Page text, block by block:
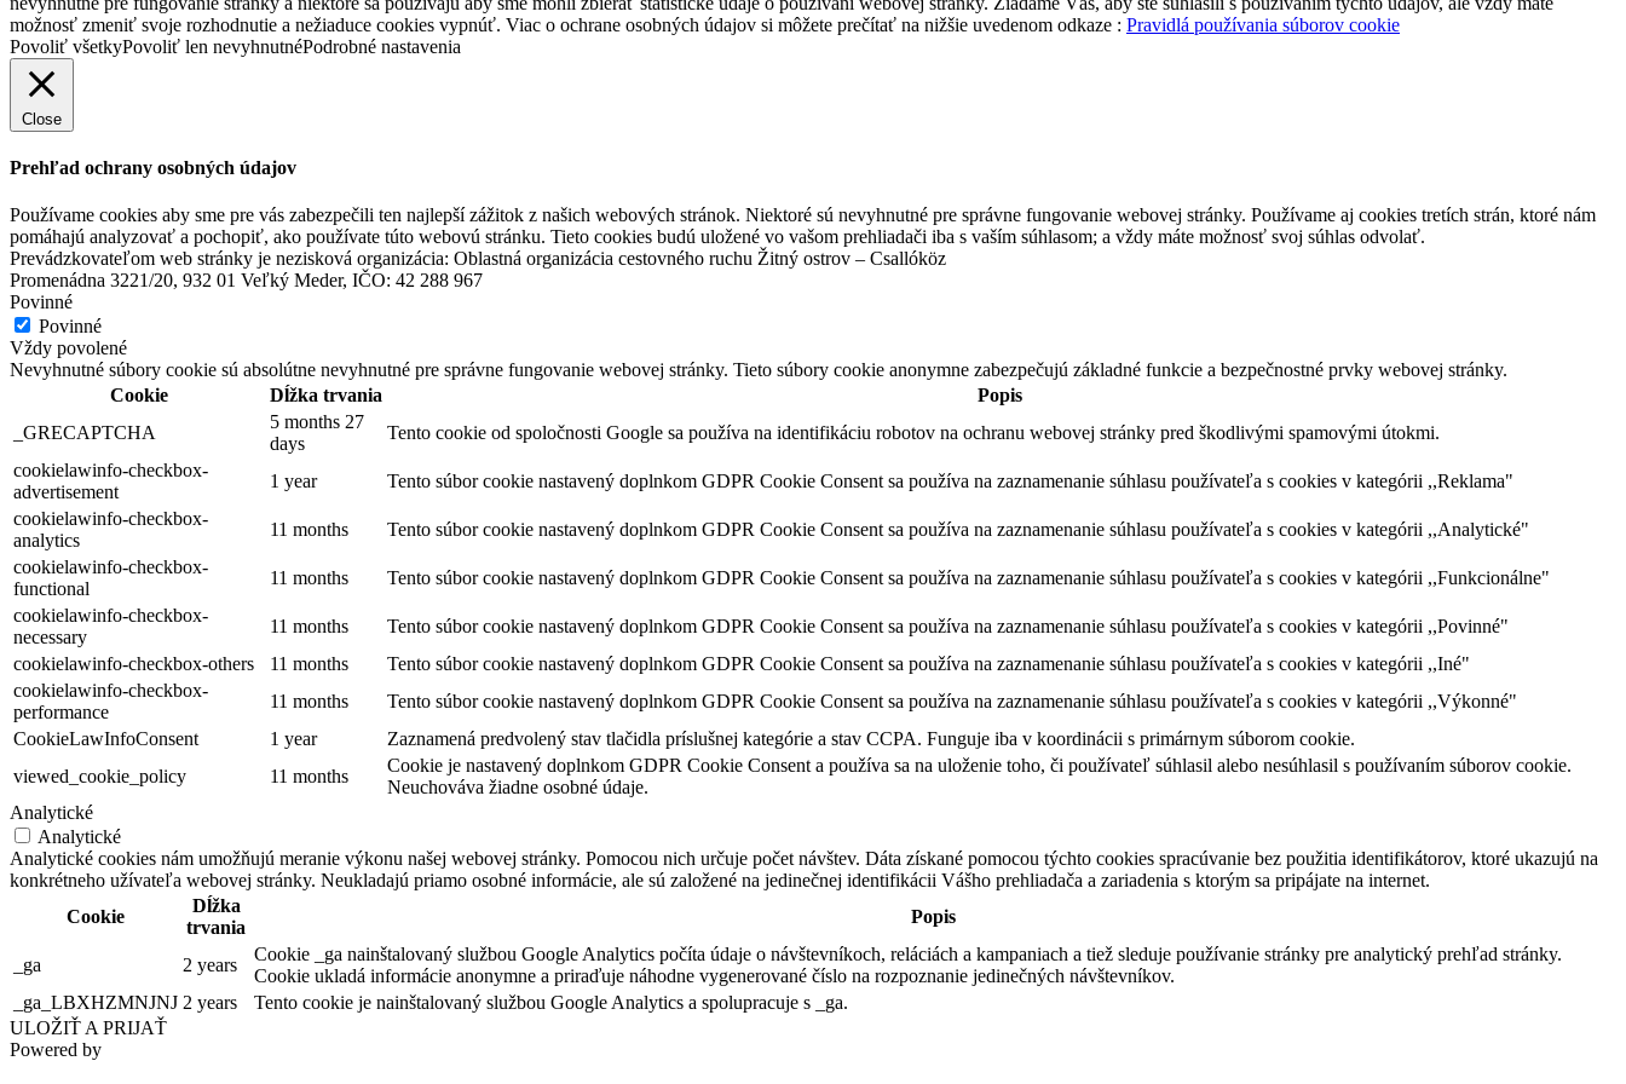
možnosť zmeniť svoje rozhodnutie a nežiaduce cookies vypnúť. Viac o ochrane osobných údajov si môžete prečítať na nižšie uvedenom odkaze : Pravidlá používania súborov cookie
Povoliť všetkyPovoliť len nevyhnutnéPodrobné nastavenia
Close
Prehľad ochrany osobných údajov
Používame cookies aby sme pre vás zabezpečili ten najlepší zážitok z našich webových stránok. Niektoré sú nevyhnutné pre správne fungovanie webovej stránky. Používame aj cookies tretích strán, ktoré nám
pomáhajú analyzovať a pochopiť, ako používate túto webovú stránku. Tieto cookies budú uložené vo vašom prehliadači iba s vaším súhlasom; a vždy máte možnosť svoj súhlas odvolať.
Prevádzkovateľom web stránky je nezisková organizácia: Oblastná organizácia cestovného ruchu Žitný ostrov – Csallóköz
Promenádna 3221/20, 932 01 Veľký Meder, IČO: 42 288 967
Povinné
Povinné
Vždy povolené
Nevyhnutné súbory cookie sú absolútne nevyhnutné pre správne fungovanie webovej stránky. Tieto súbory cookie anonymne zabezpečujú základné funkcie a bezpečnostné prvky webovej stránky.
Cookie
Dĺžka trvania
Popis
_GRECAPTCHA
5 months 27
days
Tento cookie od spoločnosti Google sa používa na identifikáciu robotov na ochranu webovej stránky pred škodlivými spamovými útokmi.
cookielawinfo-checkbox-
advertisement
1 year
Tento súbor cookie nastavený doplnkom GDPR Cookie Consent sa používa na zaznamenanie súhlasu používateľa s cookies v kategórii ,,Reklama"
cookielawinfo-checkbox-
analytics
11 months
Tento súbor cookie nastavený doplnkom GDPR Cookie Consent sa používa na zaznamenanie súhlasu používateľa s cookies v kategórii ,,Analytické"
cookielawinfo-checkbox-
functional
11 months
Tento súbor cookie nastavený doplnkom GDPR Cookie Consent sa používa na zaznamenanie súhlasu používateľa s cookies v kategórii ,,Funkcionálne"
cookielawinfo-checkbox-
necessary
11 months
Tento súbor cookie nastavený doplnkom GDPR Cookie Consent sa používa na zaznamenanie súhlasu používateľa s cookies v kategórii ,,Povinné"
cookielawinfo-checkbox-others
11 months
Tento súbor cookie nastavený doplnkom GDPR Cookie Consent sa používa na zaznamenanie súhlasu používateľa s cookies v kategórii ,,Iné"
cookielawinfo-checkbox-
performance
11 months
Tento súbor cookie nastavený doplnkom GDPR Cookie Consent sa používa na zaznamenanie súhlasu používateľa s cookies v kategórii ,,Výkonné"
CookieLawInfoConsent
1 year
Zaznamená predvolený stav tlačidla príslušnej kategórie a stav CCPA. Funguje iba v koordinácii s primárnym súborom cookie.
viewed_cookie_policy
11 months
Cookie je nastavený doplnkom GDPR Cookie Consent a používa sa na uloženie toho, či používateľ súhlasil alebo nesúhlasil s používaním súborov cookie.
Neuchováva žiadne osobné údaje.
Analytické
Analytické
Analytické cookies nám umožňujú meranie výkonu našej webovej stránky. Pomocou nich určuje počet návštev. Dáta získané pomocou týchto cookies spracúvanie bez použitia identifikátorov, ktoré ukazujú na
konkrétneho užívateľa webovej stránky. Neukladajú priamo osobné informácie, ale sú založené na jedinečnej identifikácii Vášho prehliadača a zariadenia s ktorým sa pripájate na internet.
Cookie
Dĺžka
trvania
Popis
_ga 2 years
Cookie _ga nainštalovaný službou Google Analytics počíta údaje o návštevníkoch, reláciách a kampaniach a tiež sleduje používanie stránky pre analytický prehľad stránky.
Cookie ukladá informácie anonymne a priraďuje náhodne vygenerované číslo na rozpoznanie jedinečných návštevníkov.
_ga_LBXHZMNJNJ 2 years
Tento cookie je nainštalovaný službou Google Analytics a spolupracuje s _ga.
ULOŽIŤ A PRIJAŤ
Powered by